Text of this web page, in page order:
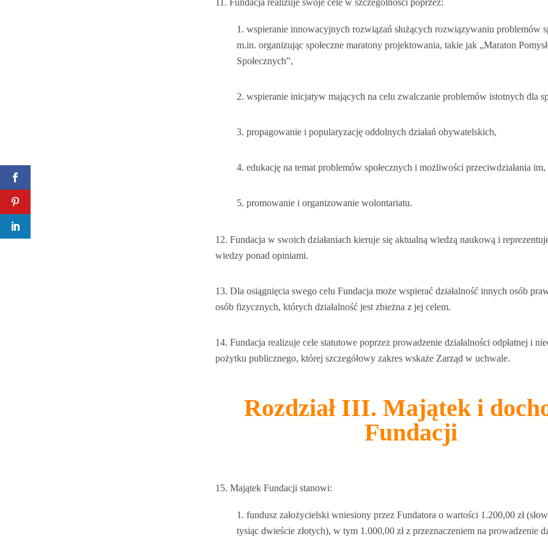
wspieranie innowacyjnych rozwiązań służących rozwiązywaniu problemów
m.in. organizując społeczne maratony projektowania, takie jak „Maraton
Społecznych”,
wspieranie inicjatyw mających na celu zwalczanie problemów istotnych dla
propagowanie i popularyzację oddolnych działań obywatelskich,
edukację na temat problemów społecznych i możliwości przeciwdziałania im,
promowanie i organizowanie wolontariatu.
Fundacja w swoich działaniach kieruje się aktualną wiedzą naukową i
wiedzy ponad opiniami.
Dla osiągnięcia swego celu Fundacja może wspierać działalność innych osób
osób fizycznych, których działalność jest zbieżna z jej celem.
Fundacja realizuje cele statutowe poprzez prowadzenie działalności odpłatnej i
pożytku publicznego, której szczegółowy zakres wskaże Zarząd w uchwale.
Rozdział III. Majątek i
Fundacji
Majątek Fundacji stanowi:
fundusz założycielski wniesiony przez Fundatora o wartości 1.200,00 zł
tysiąc dwieście złotych), w tym 1.000,00 zł z przeznaczeniem na prowadzenie